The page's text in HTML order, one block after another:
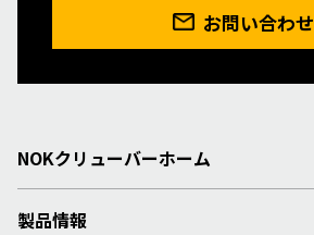
お問い合わせ
NOKクリューバーホーム
製品情報